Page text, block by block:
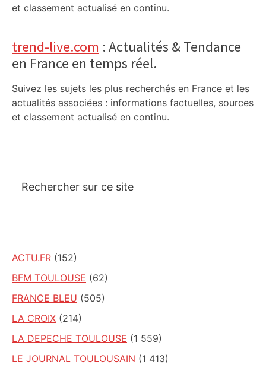
et classement actualisé en continu.
trend-live.com : Actualités & Tendance
en France en temps réel.
Suivez les sujets les plus recherchés en France et les
actualités associées : informations factuelles, sources
et classement actualisé en continu.
sur
ACTU.FR (152)
BFM TOULOUSE (62)
FRANCE BLEU (505)
LA CROIX (214)
LA DEPECHE TOULOUSE (1 559)
LE JOURNAL TOULOUSAIN (1 413)